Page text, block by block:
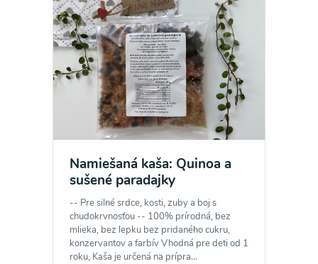
Namiešaná kaša: Quinoa a
sušené paradajky
-- Pre silné srdce, kosti, zuby a boj s
chudokrvnosťou -- 100% prírodná, bez
mlieka, bez lepku bez pridaného cukru,
konzervantov a farbív Vhodná pre deti od 1
roku, Kaša je určená na prípra...
prečítal(a)informácie o Ochrane osobných
údajova súhlasím s nimi.
Súhlasím